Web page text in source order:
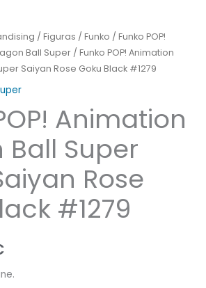
/ Figuras / Funko / Funko POP!
Ball Super / Funko POP! Animation
Saiyan Rose Goku Black #1279
Animation
Ball Super
Rose
#1279